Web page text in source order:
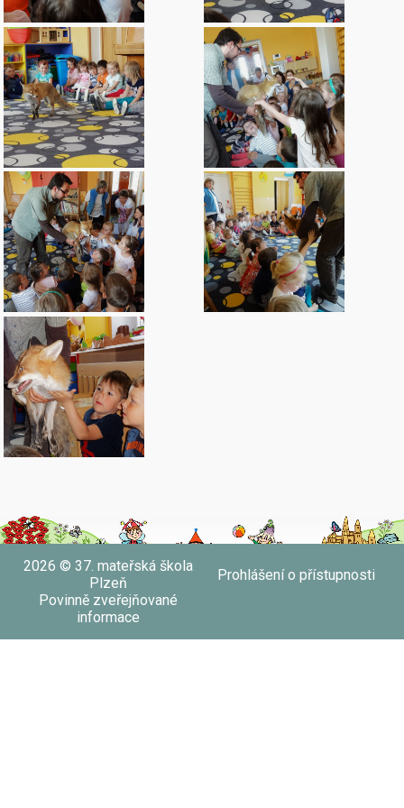
2026 © 37. mateřská škola
Plzeň
Prohlášení o přístupnosti
Povinně zveřejňované
informace